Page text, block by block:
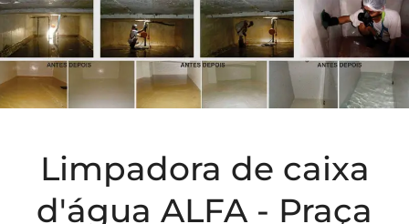
Limpadora de caixa
d'água ALFA - Praça